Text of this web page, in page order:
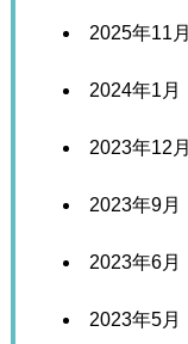
2025年11月
2024年1月
2023年12月
2023年9月
2023年6月
2023年5月